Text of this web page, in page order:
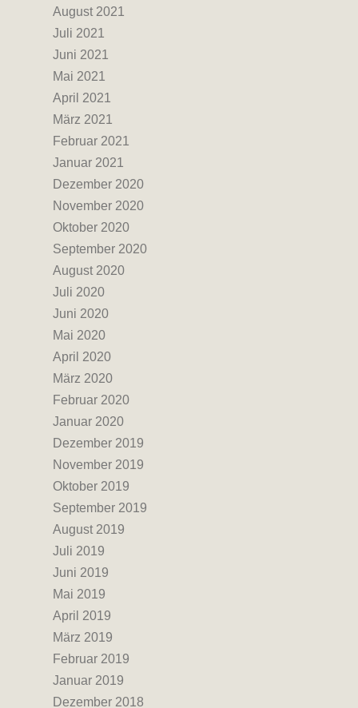
August 2021
Juli 2021
Juni 2021
Mai 2021
April 2021
März 2021
Februar 2021
Januar 2021
Dezember 2020
November 2020
Oktober 2020
September 2020
August 2020
Juli 2020
Juni 2020
Mai 2020
April 2020
März 2020
Februar 2020
Januar 2020
Dezember 2019
November 2019
Oktober 2019
September 2019
August 2019
Juli 2019
Juni 2019
Mai 2019
April 2019
März 2019
Februar 2019
Januar 2019
Dezember 2018